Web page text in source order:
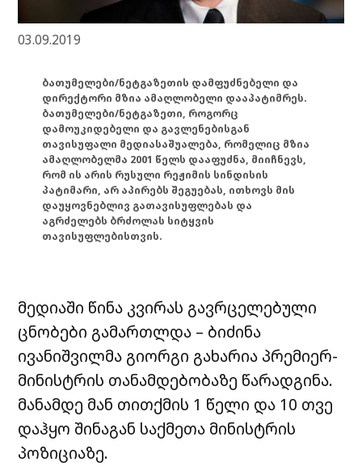
03.09.2019
ბათუმელები/ნეტგაზეთის დამფუძნებელი და
დირექტორი მზია ამაღლობელი დააპატიმრეს.
ბათუმელები/ნეტგაზეთი, როგორც
დამოუკიდებელი და გავლენებისგან
თავისუფალი მედიასაშუალება, რომელიც მზია
ამაღლობელმა 2001 წელს დააფუძნა, მიიჩნევს,
რომ ის არის რუსული რეჟიმის სინდისის
პატიმარი, არ აპირებს შეგუებას, ითხოვს მის
დაუყოვნებლივ გათავისუფლებას და
აგრძელებს ბრძოლას სიტყვის
თავისუფლებისთვის.
მედიაში წინა კვირას გავრცელებული
ცნობები გამართლდა – ბიძინა
ივანიშვილმა გიორგი გახარია პრემიერ-
მინისტრის თანამდებობაზე წარადგინა.
მანამდე მან თითქმის 1 წელი და 10 თვე
დაჰყო შინაგან საქმეთა მინისტრის
პოზიციაზე.